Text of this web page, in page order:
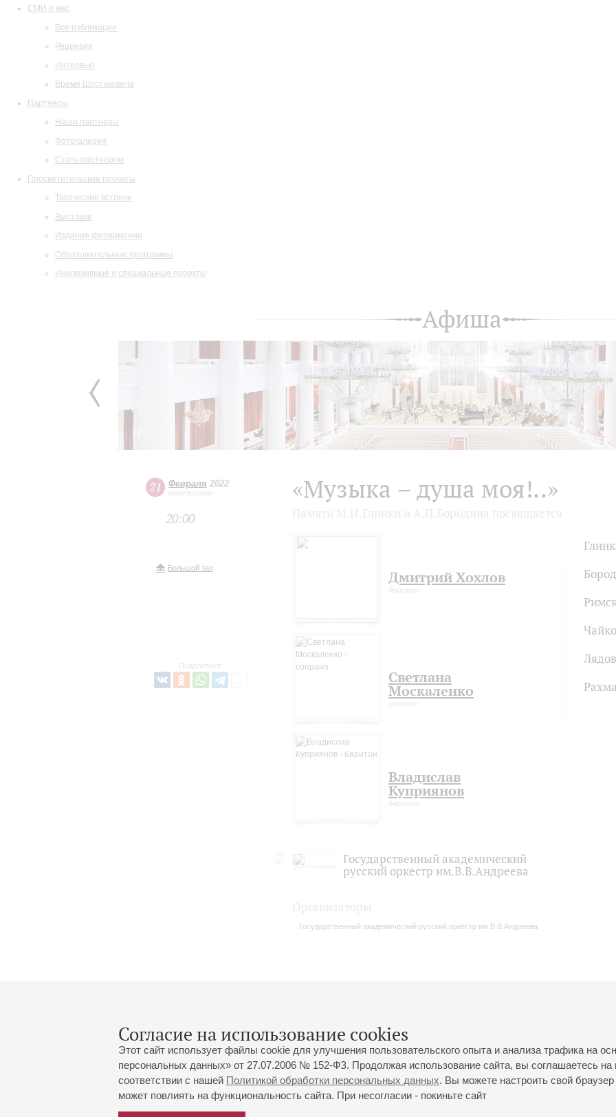
СМИ о нас
Все публикации
Рецензии
Интервью
Время Шостаковича
Партнеры
Наши партнеры
Фотогалерея
Стать партнером
Просветительские проекты
Творческие встречи
Выставки
Издания филармонии
Образовательные программы
Инклюзивные и специальные проекты
Согласие на использование cookies
Этот сайт использует файлы cookie для улучшения пользовательского опыта и анализа трафика на
персональных данных» от 27.07.2006 № 152-ФЗ. Продолжая использование сайта, вы соглашаетесь
соответствии с нашей Политикой обработки персональных данных. Вы можете настроить свой
может повлиять на функциональность сайта. При несогласии - покиньте сайт
Афиша
21 Февраля 2022
понедельник
20:00
Большой зал
Поделиться:
«Музыка – душа моя!..»
Дмитрий Хохлов
дирижер
Светлана
Москаленко
сопрано
Владислав
Куприянов
баритон
Государственный академический
русский оркестр им.В.В.Андреева
Лядов
Государственный академический русский оркестр им.В.В.Андреева
Большой зал: 191186, Санкт-Петербург, Михайловская ул., 2